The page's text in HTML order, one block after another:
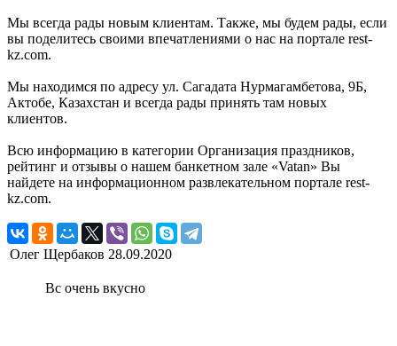
Мы всегда рады новым клиентам. Также, мы будем рады, если
вы поделитесь своими впечатлениями о нас на портале rest-
kz.com.
Мы находимся по адресу ул. Сагадата Нурмагамбетова, 9Б,
Актобе, Казахстан и всегда рады принять там новых
клиентов.
Всю информацию в категории Организация праздников,
рейтинг и отзывы о нашем банкетном зале «Vatan» Вы
найдете на информационном развлекательном портале rest-
kz.com.
Олег Щербаков 28.09.2020
Вс очень вкусно